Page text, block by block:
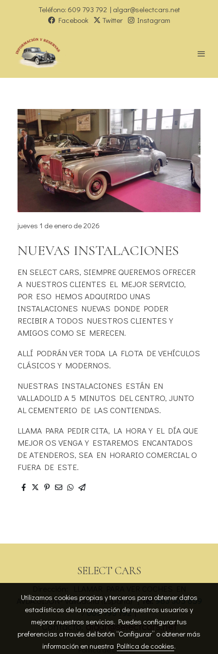
Teléfono: 609 793 792 | algar@selectcars.net
Facebook
Twitter Instagram
jueves 1 de enero de 2026
NUEVAS INSTALACIONES
EN SELECT CARS, SIEMPRE QUEREMOS OFRECER
A NUESTROS CLIENTES EL MEJOR SERVICIO,
POR ESO HEMOS ADQUIRIDO UNAS
INSTALACIONES NUEVAS DONDE PODER
RECIBIR A TODOS NUESTROS CLIENTES Y
AMIGOS COMO SE MERECEN.
ALLÍ PODRÁN VER TODA LA FLOTA DE VEHÍCULOS
CLÁSICOS Y MODERNOS.
NUESTRAS INSTALACIONES ESTÁN EN
VALLADOLID A 5 MINUTOS DEL CENTRO, JUNTO
AL CEMENTERIO DE LAS CONTIENDAS.
LLAMA PARA PEDIR CITA, LA HORA Y EL DÍA QUE
MEJOR OS VENGA Y ESTAREMOS ENCANTADOS
DE ATENDEROS, SEA EN HORARIO COMERCIAL O
FUERA DE ESTE.
SELECT CARS
AVDA.GIJÓN- Valladolid (España) |Tel: 983 305 859
/609 793 792|
Contacto:algar@selectcars.net
Política de cookies
Utilizamos cookies propias y terceros para obtener datos
estadísticos de la navegación de nuestros usuarios y
mejorar nuestros servicios. Puedes configurar tus
preferencias a través del botón “Configurar” o obtener más
información en nuestra Política de cookies.